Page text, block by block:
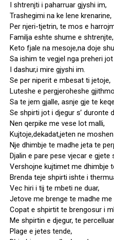
I shtrenjti i paharruar gjyshi im,
Trashegimi na ke lene krenarine,
Per njeri-tjetrin, te mos e
Familja eshte shume e shtrenjte,
Keto fjale na mesoje,na doje
Sa ishim te vegjel nga preheri
I dashur,i mire gjyshi im.
Se per niperit e mbesat ti jetoje,
Luteshe e pergjeroheshe
Sa te jem gjalle, asnje gje te
Se shpirti jot i djegur s’ duronte
Nen qerpike me vese lot malli,
Kujtoje,dekadat,jeten ne
Nje dhimbje te madhe jeta te
Djalin e pare pese vjecar e gjete
Vershojne kujtimet me dhimbje
Brenda teje shpirti ishte i
Vec hiri i tij te mbeti ne duar,
Jetove me brenge te madhe
Copat e shpirtit te brengosur i
Me shpirtin e djegur, te
Plage e jetes tende,